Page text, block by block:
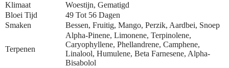
Klimaat
Woestijn, Gematigd
Bloei Tijd
49 Tot 56 Dagen
Smaken
Bessen, Fruitig, Mango, Perzik, Aardbei, Snoep
Terpenen
Alpha-Pinene, Limonene, Terpinolene,
Caryophyllene, Phellandrene, Camphene,
Linalool, Humulene, Beta Farnesene, Alpha-
Bisabolol